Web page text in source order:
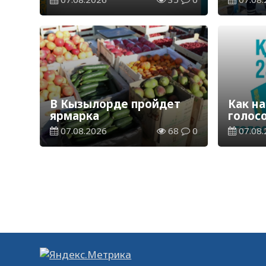
общественного мнения
В Кызылорде пройдет
ярмарка
07.08.2026 68 0
Как